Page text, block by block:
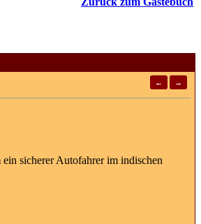
← →
sicherer Autofahrer im indischen